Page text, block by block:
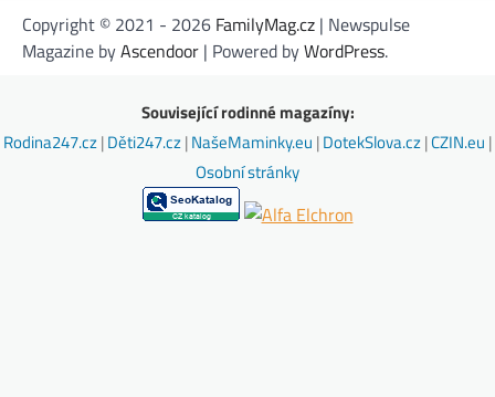
Copyright © 2021 - 2026 FamilyMag.cz | Newspulse
Magazine byAscendoor | Powered byWordPress.
Související rodinné magazíny:
Rodina247.cz|Děti247.cz|NašeMaminky.eu |DotekSlova.cz|CZIN.eu |
Osobní stránky